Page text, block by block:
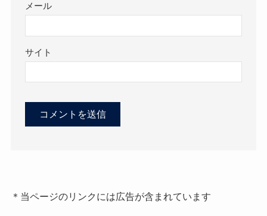
メール
サイト
＊当ページのリンクには広告が含まれています